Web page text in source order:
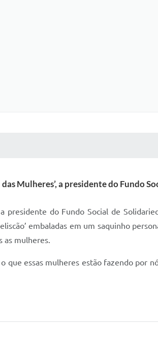
Mulheres’, a presidente do Fundo
presidente do Fundo Social de
embaladas em um saquinho
as mulheres.
essas mulheres estão fazendo por